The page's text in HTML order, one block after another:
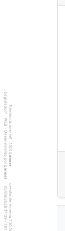
Direitos Autorais
©
2001
Lancer
Legislador
®
WEB - Desenvolvido por
Lancer
versão do sistema 2.10.20
1
8
1
-
4
:3
9
0
5
/
0
6
/
2
0
2
6